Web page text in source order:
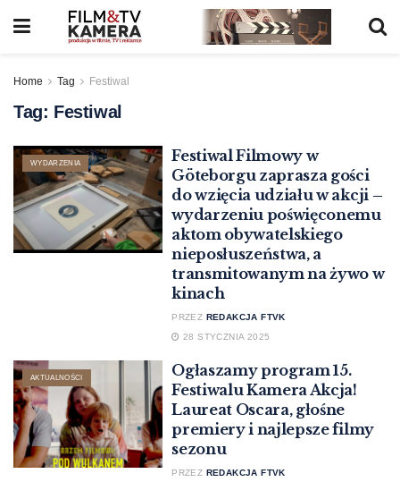
Home Tag Festiwal
Tag: Festiwal
WYDARZENIA
Festiwal Filmowy w
Göteborgu zaprasza gości
do wzięcia udziału w akcji –
wydarzeniu poświęconemu
aktom obywatelskiego
nieposłuszeństwa, a
transmitowanym na żywo w
kinach
PRZEZ REDAKCJA FTVK
28 STYCZNIA 2025
AKTUALNOŚCI
Ogłaszamy program 15.
Festiwalu Kamera Akcja!
Laureat Oscara, głośne
premiery i najlepsze filmy
sezonu
PRZEZ REDAKCJA FTVK